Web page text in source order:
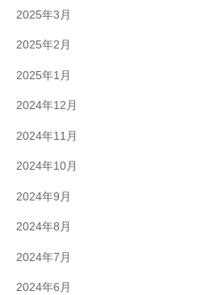
2025年3月
2025年2月
2025年1月
2024年12月
2024年11月
2024年10月
2024年9月
2024年8月
2024年7月
2024年6月